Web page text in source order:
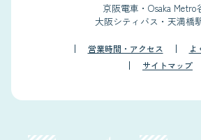
京阪電車・Osaka Metro
大阪シティバス・天満橋
営業時間・アクセス
よ
サイトマップ